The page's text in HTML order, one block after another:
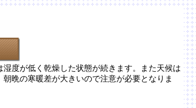
度が低く乾燥した状態が続きます。また天候は
晩の寒暖差が大きいので注意が必要となりま